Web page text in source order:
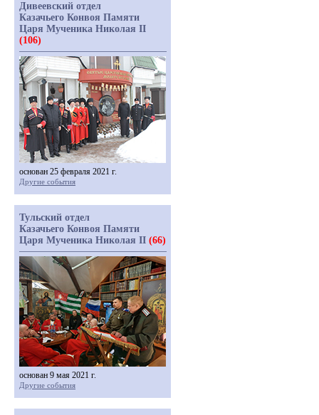
Дивеевский отдел
Казачьего Конвоя Памяти
Царя Мученика Николая II
(106)
основан 25 февраля 2021 г.
Другие события
Тульский отдел
Казачьего Конвоя Памяти
Царя Мученика Николая II (66)
основан 9 мая 2021 г.
Другие события